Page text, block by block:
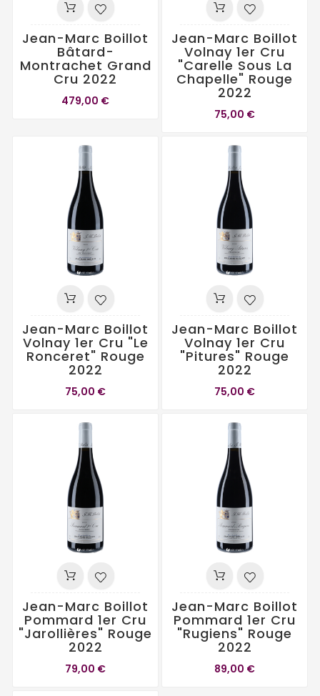
Jean-Marc Boillot
Bâtard-
Montrachet Grand
Cru 2022
479,00 €
Jean-Marc Boillot
Volnay 1er Cru
"Carelle Sous La
Chapelle" Rouge
2022
75,00 €
Jean-Marc Boillot
Volnay 1er Cru "Le
Ronceret" Rouge
2022
75,00 €
Jean-Marc Boillot
Volnay 1er Cru
"Pitures" Rouge
2022
75,00 €
Jean-Marc Boillot
Pommard 1er Cru
"Jarollières" Rouge
2022
79,00 €
Jean-Marc Boillot
Pommard 1er Cru
"Rugiens" Rouge
2022
89,00 €